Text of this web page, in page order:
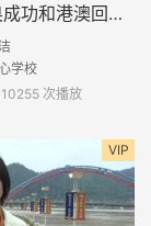
记者：申奥成功和港澳回归的难忘报道
学校
次播放
VIP